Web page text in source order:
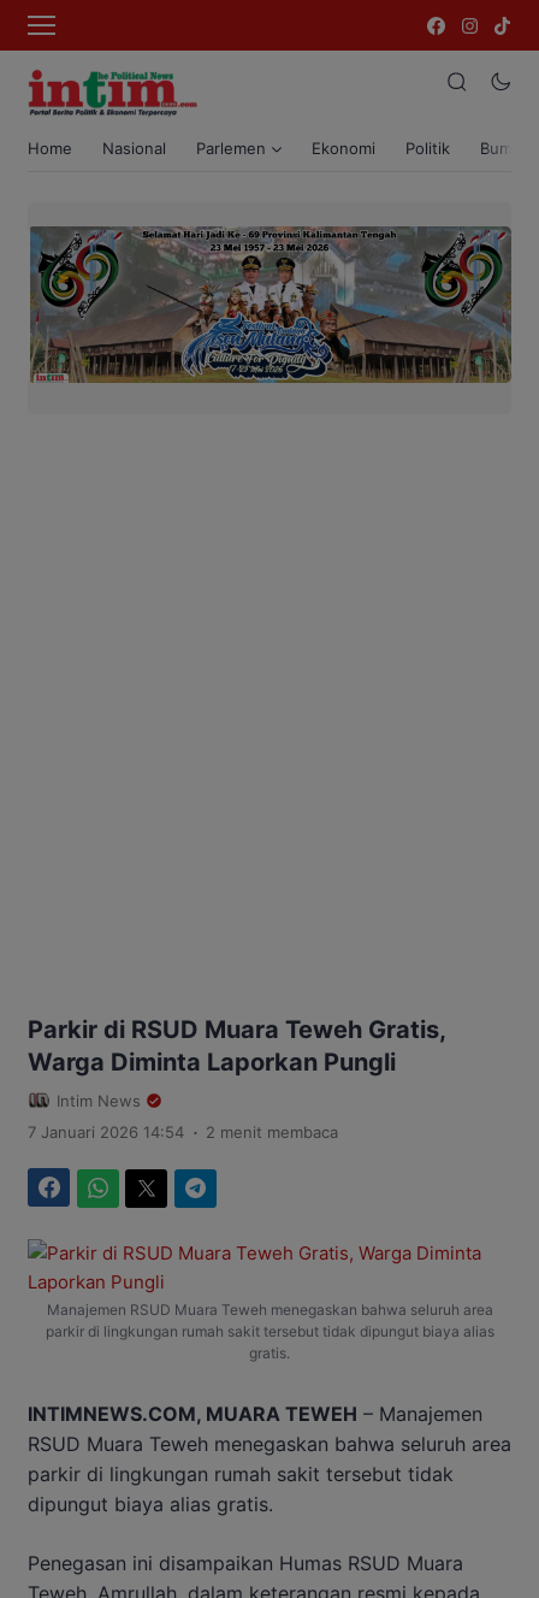
Home Nasional Parlemen Ekonomi Politik Bumi
Parkir di RSUD Muara Teweh Gratis,
Warga Diminta Laporkan Pungli
Intim News
7 Januari 2026 14:54 . 2 menit membaca
Manajemen RSUD Muara Teweh menegaskan bahwa seluruh area
parkir di lingkungan rumah sakit tersebut tidak dipungut biaya alias
gratis.
INTIMNEWS.COM, MUARA TEWEH – Manajemen
RSUD Muara Teweh menegaskan bahwa seluruh area
parkir di lingkungan rumah sakit tersebut tidak
dipungut biaya alias gratis.
Penegasan ini disampaikan Humas RSUD Muara
Teweh, Amrullah, dalam keterangan resmi kepada